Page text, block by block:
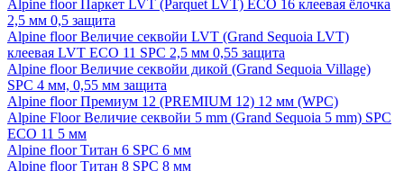
Alpine floor Паркет LVT (Parquet LVT) ECO 16 клеевая ёлочка
2,5 мм 0,5 защита
Alpine floor Величие секвойи LVT (Grand Sequoia LVT)
клеевая LVT ECO 11 SPC 2,5 мм 0,55 защита
Alpine floor Величие секвойи дикой (Grand Sequoia Village)
SPC 4 мм, 0,55 мм защита
Alpine floor Премиум 12 (PREMIUM 12) 12 мм (WPC)
Alpine Floor Величие секвойи 5 mm (Grand Sequoia 5 mm) SPC
ECO 11 5 мм
Alpine floor Титан 6 SPC 6 мм
Alpine floor Титан 8 SPC 8 мм